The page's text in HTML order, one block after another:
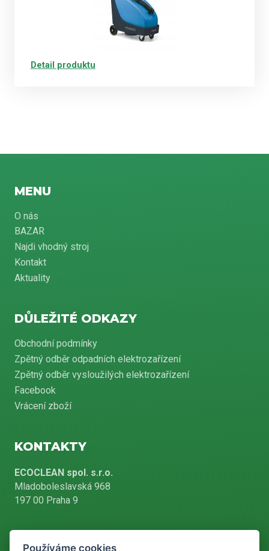
Detail produktu
MENU
O nás
BAZAR
Najdi vhodný stroj
Kontakt
Aktuality
DŮLEŽITÉ ODKAZY
Obchodní podmínky
Zpětný odběr odpadních elektrozařízení
Zpětný odběr vysloužilých elektrozařízení
Facebook
Vrácení zboží
KONTAKTY
ECOCLEAN spol. s.r.o.
Mladoboleslavská 968
197 00 Praha 9
Používáme cookies